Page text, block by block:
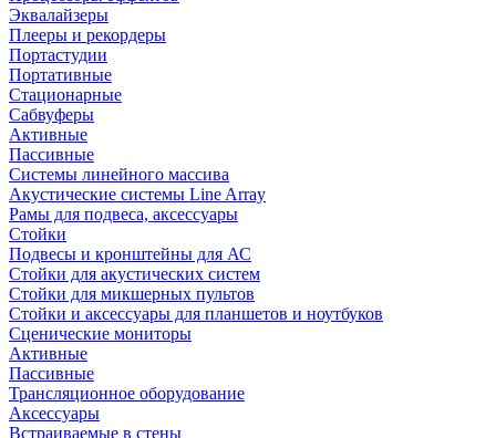
Эквалайзеры
Плееры и рекордеры
Портастудии
Портативные
Стационарные
Сабвуферы
Активные
Пассивные
Системы линейного массива
Акустические системы Line Array
Рамы для подвеса, аксессуары
Стойки
Подвесы и кронштейны для АС
Стойки для акустических систем
Стойки для микшерных пультов
Стойки и аксессуары для планшетов и ноутбуков
Сценические мониторы
Активные
Пассивные
Трансляционное оборудование
Аксессуары
Встраиваемые в стены